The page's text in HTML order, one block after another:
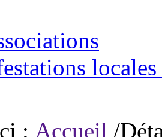
locales
: Accueil /